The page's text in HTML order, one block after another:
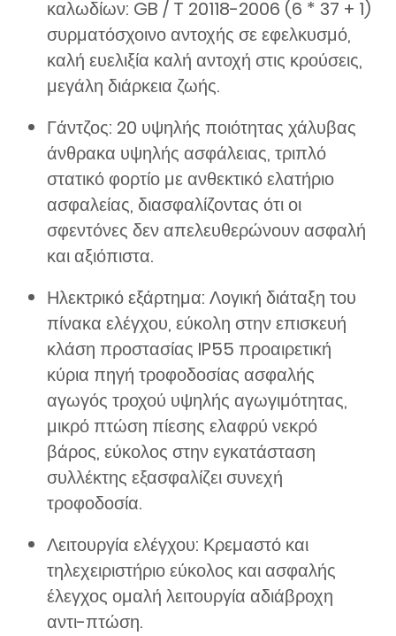
καλωδίων: GB / T 20118-2006 (6 * 37 + 1)
συρματόσχοινο αντοχής σε εφελκυσμό,
καλή ευελιξία καλή αντοχή στις κρούσεις,
μεγάλη διάρκεια ζωής.
Γάντζος: 20 υψηλής ποιότητας χάλυβας
άνθρακα υψηλής ασφάλειας, τριπλό
στατικό φορτίο με ανθεκτικό ελατήριο
ασφαλείας, διασφαλίζοντας ότι οι
σφεντόνες δεν απελευθερώνουν ασφαλή
και αξιόπιστα.
Ηλεκτρικό εξάρτημα: Λογική διάταξη του
πίνακα ελέγχου, εύκολη στην επισκευή
κλάση προστασίας IP55 προαιρετική
κύρια πηγή τροφοδοσίας ασφαλής
αγωγός τροχού υψηλής αγωγιμότητας,
μικρό πτώση πίεσης ελαφρύ νεκρό
βάρος, εύκολος στην εγκατάσταση
συλλέκτης εξασφαλίζει συνεχή
τροφοδοσία.
Λειτουργία ελέγχου: Κρεμαστό και
τηλεχειριστήριο εύκολος και ασφαλής
έλεγχος ομαλή λειτουργία αδιάβροχη
αντι-πτώση.